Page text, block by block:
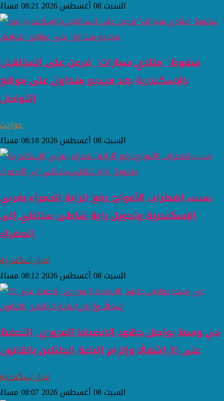
السبت 08 أغسطس 2026 08:21 مساءً
سقوط "منادي سيارات" فرعن على السائقين
بالإسكندرية بعد فيديو متداول على مواقع
التواصل
حوادث
السبت 08 أغسطس 2026 08:18 مساءً
بسبب اضطراب الأمواج: رفع الراية الحمراء بغربي
الإسكندرية وتحويل راية شاطئ ستانلي إلى
الصفراء
اخبار اسكندرية
السبت 08 أغسطس 2026 08:12 مساءً
حي وسط يواصل جهود الانضباط المروري: التحفظ
على 35 إشغالًا وإلزام الباعة الجائلين بالقانون
اخبار اسكندرية
السبت 08 أغسطس 2026 08:07 مساءً